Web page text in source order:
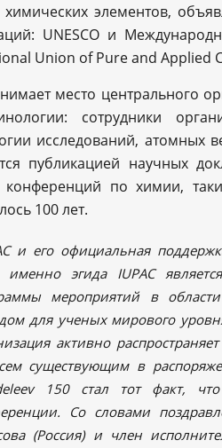
химических элементов,
UNESCO и
Union of Pure and Applied
место центрального
сотрудники
исследований, атомных
публикацией научных
конференций по химии,
100 лет.
и его официальная
именно эгида IUPAC
мероприятий в
для ученых мирового
активно
существующим в
150 стал тот факт,
Со словами
(Россия) и член